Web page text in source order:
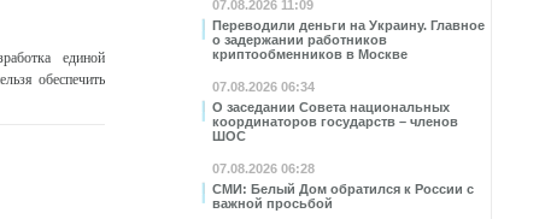
07.08.2026 11:09
Переводили деньги на Украину. Главное
о задержании работников
криптообменников в Москве
07.08.2026 06:34
О заседании Совета национальных
координаторов государств – членов
ШОС
07.08.2026 06:28
СМИ: Белый Дом обратился к России с
важной просьбой
единой
обеспечить